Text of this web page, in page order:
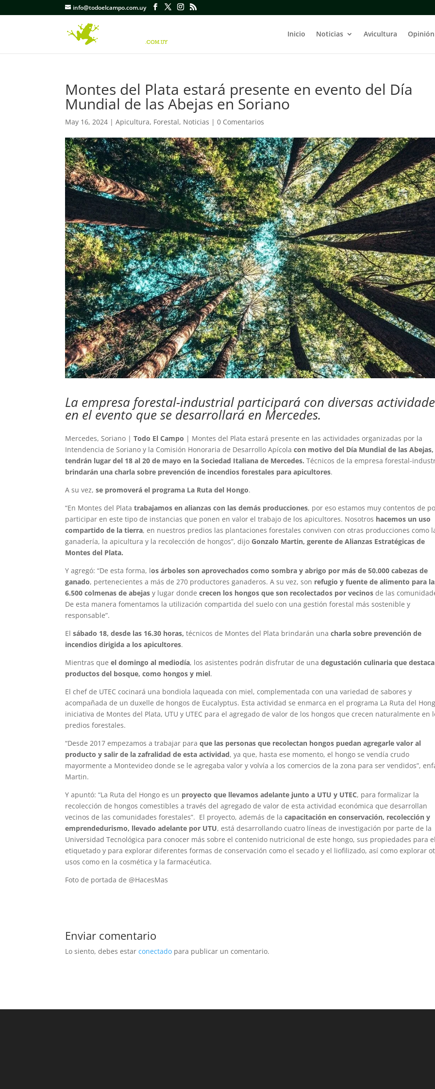
info@todoelcampo.com.uy
Inicio Noticias Avicultura Opinión
Montes del Plata estará presente en evento del Día
Mundial de las Abejas en Soriano
May 16, 2024 |Apicultura, Forestal, Noticias |0 Comentarios
La empresa forestal-industrial participará con diversas
en el evento que se desarrollará en Mercedes.
Mercedes, Soriano |Todo El Campo | Montes del Plata estará presente en las actividades organizadas por la
Intendencia de Soriano y la Comisión Honoraria de Desarrollo Apícolacon motivo del Día Mundial de las
tendrán lugar del 18 al 20 de mayo en la Sociedad Italiana de Mercedes. Técnicos de la empresa forestal-
brindarán una charla sobre prevención de incendios forestales para apicultores.
A su vez,se promoverá el programa La Ruta del Hongo.
“En Montes del Platatrabajamos en alianzas con las demás producciones, por eso estamos muy contentos de
participar en este tipo de instancias que ponen en valor el trabajo de los apicultores. Nosotros hacemos un uso
compartido de la tierra, en nuestros predios las plantaciones forestales conviven con otras producciones como
ganadería, la apicultura y la recolección de hongos”, dijo Gonzalo Martin, gerente de Alianzas Estratégicas de
Montes del Plata.
Y agregó: “De esta forma, los árboles son aprovechados como sombra y abrigo por más de 50.000 cabezas de
ganado, pertenecientes a más de 270 productores ganaderos. A su vez, son refugio y fuente de alimento para
6.500 colmenas de abejas y lugar dondecrecen los hongos que son recolectados por vecinos de las
De esta manera fomentamos la utilización compartida del suelo con una gestión forestal más sostenible y
responsable”.
Elsábado 18, desde las 16.30 horas, técnicos de Montes del Plata brindarán unacharla sobre prevención de
incendios dirigida a los apicultores.
Mientras queel domingo al mediodía, los asistentes podrán disfrutar de unadegustación culinaria que destaca
productos del bosque, como hongos y miel.
El chef de UTEC cocinará una bondiola laqueada con miel, complementada con una variedad de sabores y
acompañada de un duxelle de hongos de Eucalyptus. Esta actividad se enmarca en el programa La Ruta del
iniciativa de Montes del Plata, UTU y UTEC para el agregado de valor de los hongos que crecen naturalmente en
predios forestales.
“Desde 2017 empezamos a trabajar paraque las personas que recolectan hongos puedan agregarle valor al
producto y salir de la zafralidad de esta actividad, ya que, hasta ese momento, el hongo se vendía crudo
mayormente a Montevideo donde se le agregaba valor y volvía a los comercios de la zona para ser vendidos”,
Martin.
Y apuntó: “La Ruta del Hongo es un proyecto que llevamos adelante junto a UTU y UTEC, para formalizar la
recolección de hongos comestibles a través del agregado de valor de esta actividad económica que desarrollan
vecinos de las comunidades forestales”. El proyecto, además de lacapacitación en conservación, recolección y
emprendedurismo, llevado adelante por UTU, está desarrollando cuatro líneas de investigación por parte de la
Universidad Tecnológica para conocer más sobre el contenido nutricional de este hongo, sus propiedades para
etiquetado y para explorar diferentes formas de conservación como el secado y el liofilizado, así como explorar
usos como en la cosmética y la farmacéutica.
Foto de portada de @HacesMas
Enviar comentario
Lo siento, debes estarconectado para publicar un comentario.